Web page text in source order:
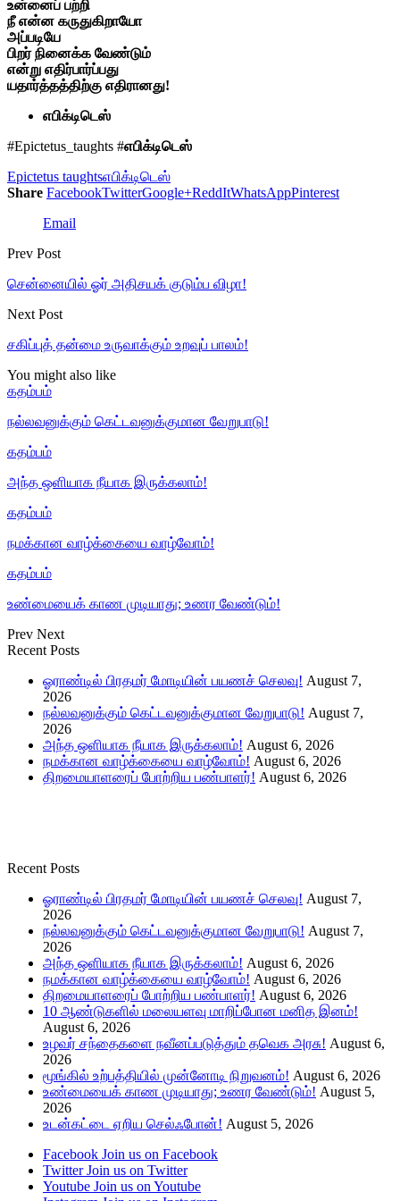
உன்னைப் பற்றி
நீ என்ன கருதுகிறாயோ
அப்படியே
பிறர் நினைக்க வேண்டும்
என்று எதிர்பார்ப்பது
யதார்த்தத்திற்கு எதிரானது!
எபிக்டிடெஸ்
#Epictetus_taughts #எபிக்டிடெஸ்
Epictetus taughtsஎபிக்டிடெஸ்
Share FacebookTwitterGoogle+ReddItWhatsAppPinterest
Email
Prev Post
சென்னையில் ஓர் அதிசயக் குடும்ப விழா!
Next Post
சகிப்புத் தன்மை உருவாக்கும் உறவுப் பாலம்!
You might also like
கதம்பம்
நல்லவனுக்கும் கெட்டவனுக்குமான வேறுபாடு!
கதம்பம்
அந்த ஒளியாக நீயாக இருக்கலாம்!
கதம்பம்
நமக்கான வாழ்க்கையை வாழ்வோம்!
கதம்பம்
உண்மையைக் காண முடியாது; உணர வேண்டும்!
Prev Next
Recent Posts
ஓராண்டில் பிரதமர் மோடியின் பயணச் செலவு! August 7,
2026
நல்லவனுக்கும் கெட்டவனுக்குமான வேறுபாடு! August 7,
2026
அந்த ஒளியாக நீயாக இருக்கலாம்! August 6, 2026
நமக்கான வாழ்க்கையை வாழ்வோம்! August 6, 2026
திறமையாளரைப் போற்றிய பண்பாளர்! August 6, 2026
Recent Posts
ஓராண்டில் பிரதமர் மோடியின் பயணச் செலவு! August 7,
2026
நல்லவனுக்கும் கெட்டவனுக்குமான வேறுபாடு! August 7,
2026
அந்த ஒளியாக நீயாக இருக்கலாம்! August 6, 2026
நமக்கான வாழ்க்கையை வாழ்வோம்! August 6, 2026
திறமையாளரைப் போற்றிய பண்பாளர்! August 6, 2026
10 ஆண்டுகளில் மலையளவு மாறிப்போன மனித இனம்!
August 6, 2026
உழவர் சந்தைகளை நவீனப்படுத்தும் தவெக அரசு! August 6,
2026
மூங்கில் உற்பத்தியில் முன்னோடி நிறுவனம்! August 6, 2026
உண்மையைக் காண முடியாது; உணர வேண்டும்! August 5,
2026
உடன்கட்டை ஏறிய செல்ஃபோன்! August 5, 2026
Facebook Join us on Facebook
Twitter Join us on Twitter
Youtube Join us on Youtube